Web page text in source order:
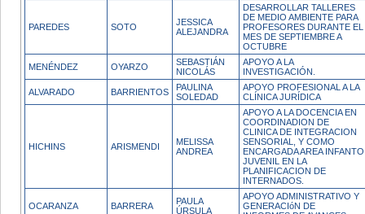
PAREDES SOTO
JESSICA
ALEJANDRA
DESARROLLAR TALLERES
DE MEDIO AMBIENTE PARA
PROFESORES DURANTE EL
MES DE SEPTIEMBRE A
OCTUBRE
MENÉNDEZ OYARZO
SEBASTIÁN
NICOLÁS
APOYO A LA
INVESTIGACIÓN.
ALVARADO BARRIENTOS
PAULINA
SOLEDAD
APOYO PROFESIONAL A LA
CLÍNICA JURÍDICA
HICHINS ARISMENDI
MELISSA
ANDREA
APOYO A LA DOCENCIA EN
COORDINADION DE
CLINICA DE INTEGRACION
SENSORIAL, Y COMO
ENCARGADA AREA INFANTO
JUVENIL EN LA
PLANIFICACION DE
INTERNADOS.
OCARANZA BARRERA
PAULA
ÚRSULA
APOYO ADMINISTRATIVO Y
GENERACIóN DE